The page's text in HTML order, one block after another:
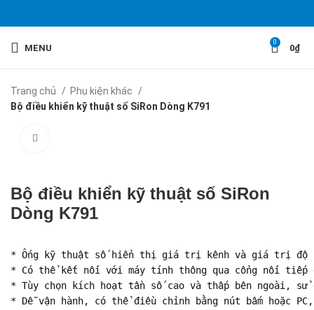
MENU
0
0₫
Trang chủ
Phụ kiện khác
Bộ điều khiển kỹ thuật số SiRon Dòng K791
Bộ điều khiển kỹ thuật số SiRon
Dòng K791
* Ống kỹ thuật số hiển thị giá trị kênh và giá trị độ
* Có thể kết nối với máy tính thông qua cổng nối tiếp
* Tùy chọn kích hoạt tần số cao và thấp bên ngoài,
* Dễ vận hành, có thể điều chỉnh bằng nút bấm hoặc